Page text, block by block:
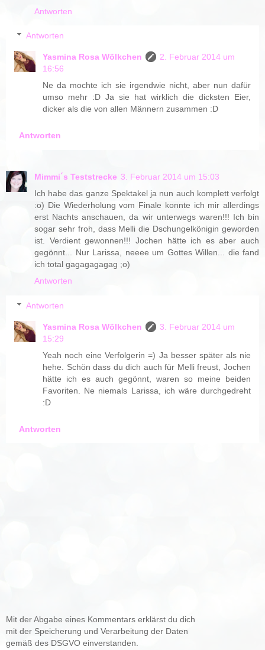
Antworten
Antworten
Yasmina Rosa Wölkchen
2. Februar 2014 um
16:56
Ne da mochte ich sie irgendwie nicht, aber nun dafür
umso mehr :D Ja sie hat wirklich die dicksten Eier,
dicker als die von allen Männern zusammen :D
Antworten
Mimmi´s Teststrecke 3. Februar 2014 um 15:03
Ich habe das ganze Spektakel ja nun auch komplett verfolgt
:o) Die Wiederholung vom Finale konnte ich mir allerdings
erst Nachts anschauen, da wir unterwegs waren!!! Ich bin
sogar sehr froh, dass Melli die Dschungelkönigin geworden
ist. Verdient gewonnen!!! Jochen hätte ich es aber auch
gegönnt... Nur Larissa, neeee um Gottes Willen... die fand
ich total gagagagagag ;o)
Antworten
Antworten
Yasmina Rosa Wölkchen
3. Februar 2014 um
15:29
Yeah noch eine Verfolgerin =) Ja besser später als nie
hehe. Schön dass du dich auch für Melli freust, Jochen
hätte ich es auch gegönnt, waren so meine beiden
Favoriten. Ne niemals Larissa, ich wäre durchgedreht
:D
Antworten
Mit der Abgabe eines Kommentars erklärst du dich
mit der Speicherung und Verarbeitung der Daten
gemäß des DSGVO einverstanden.